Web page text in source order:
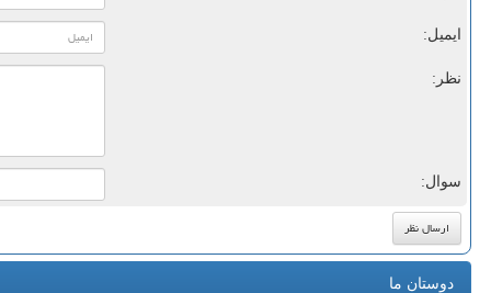
ایمیل:
نظر:
سوال:
دوستان ما